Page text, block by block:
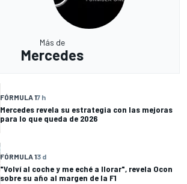
Más de
Mercedes
FÓRMULA 17 h
Mercedes revela su estrategia con las mejoras
para lo que queda de 2026
FÓRMULA 13 d
"Volví al coche y me eché a llorar", revela Ocon
sobre su año al margen de la F1